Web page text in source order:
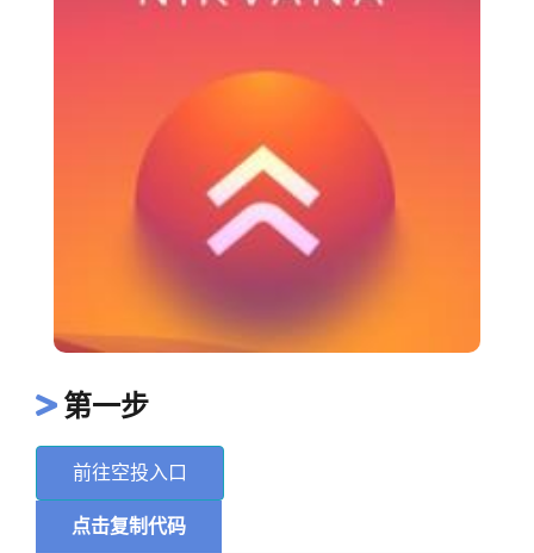
第一步
前往空投入口
点击复制代码